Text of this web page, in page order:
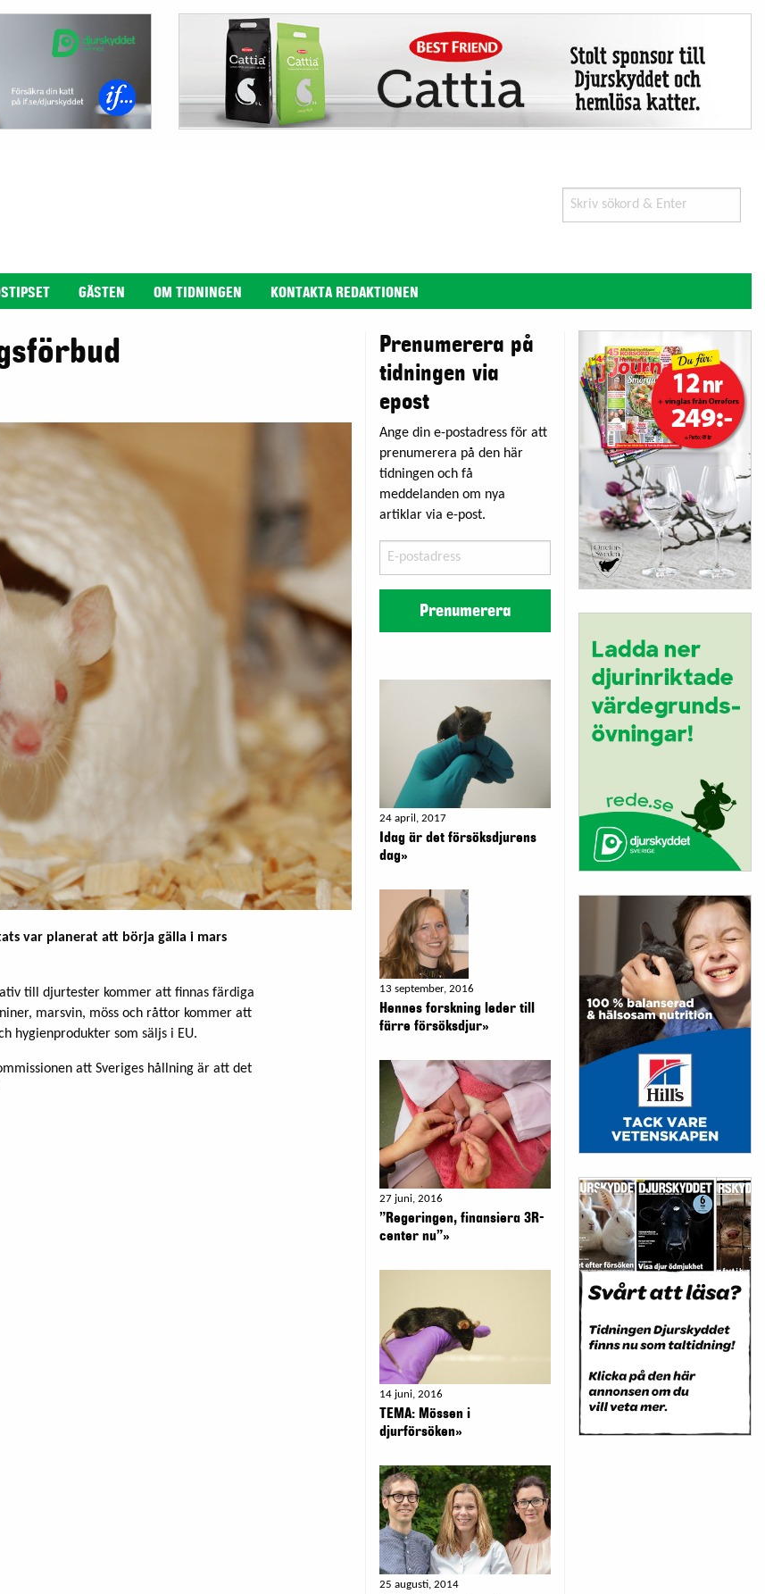
Search
for:
GÄSTEN OM TIDNINGEN KONTAKTA REDAKTIONEN
var planerat att börja gälla i mars
till djurtester kommer att finnas färdiga
marsvin, möss och råttor kommer att
hygienprodukter som säljs i EU.
att Sveriges hållning är att det
Prenumerera på
tidningen via
epost
Ange din e-postadress för att
prenumerera på den här
tidningen och få
meddelanden om nya
artiklar via e-post.
postadress
Prenumerera
24 april, 2017
Idag är det försöksdjurens
dag»
13 september, 2016
Hennes forskning leder till
färre försöksdjur»
27 juni, 2016
”Regeringen, finansiera 3R-
center nu”»
14 juni, 2016
TEMA: Mössen i
djurförsöken»
25 augusti, 2014